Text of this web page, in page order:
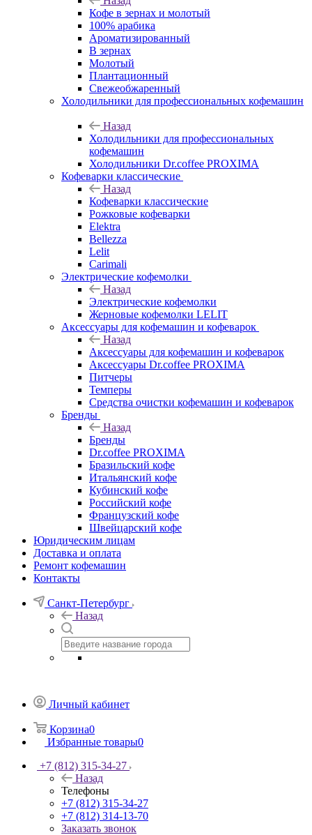
Кофе в зернах и молотый
100% арабика
Ароматизированный
В зернах
Молотый
Плантационный
Свежеобжаренный
Холодильники для профессиональных кофемашин
Назад
Холодильники для профессиональных
кофемашин
Холодильники Dr.coffee PROXIMA
Кофеварки классические
Назад
Кофеварки классические
Рожковые кофеварки
Elektra
Bellezza
Lelit
Carimali
Электрические кофемолки
Назад
Электрические кофемолки
Жерновые кофемолки LELIT
Аксессуары для кофемашин и кофеварок
Назад
Аксессуары для кофемашин и кофеварок
Аксессуары Dr.coffee PROXIMA
Питчеры
Темперы
Средства очистки кофемашин и кофеварок
Бренды
Назад
Бренды
Dr.coffee PROXIMA
Бразильский кофе
Итальянский кофе
Кубинский кофе
Российский кофе
Французский кофе
Швейцарский кофе
Юридическим лицам
Доставка и оплата
Ремонт кофемашин
Контакты
Санкт-Петербург
Назад
Личный кабинет
Корзина0
Избранные товары0
+7 (812) 315-34-27
Назад
Телефоны
+7 (812) 315-34-27
+7 (812) 314-13-70
Заказать звонок